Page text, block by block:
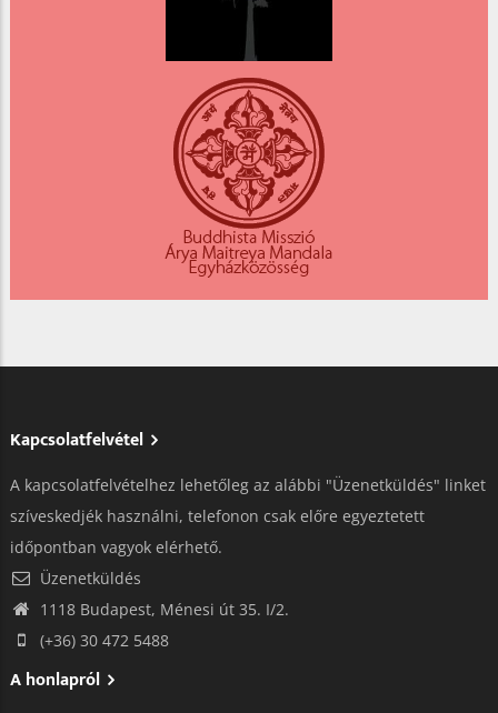
Kapcsolatfelvétel
A kapcsolatfelvételhez lehetőleg az alábbi "Üzenetküldés" linket
szíveskedjék használni, telefonon csak előre egyeztetett
időpontban vagyok elérhető.
Üzenetküldés
1118 Budapest, Ménesi út 35. I/2.
(+36) 30 472 5488
A honlapról